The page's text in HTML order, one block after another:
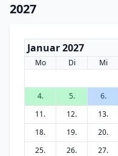
2027
Januar 2027
Mo Di Mi
4.
5. 6.
11.
12. 13.
18.
19. 20.
25.
26. 27.